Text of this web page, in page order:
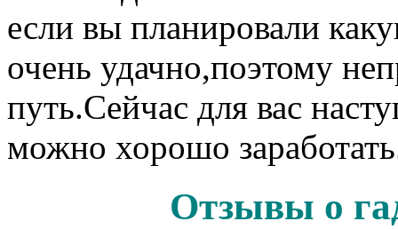
если вы планировали
очень удачно,поэтому
путь.Сейчас для вас
можно хорошо
Отзывы о